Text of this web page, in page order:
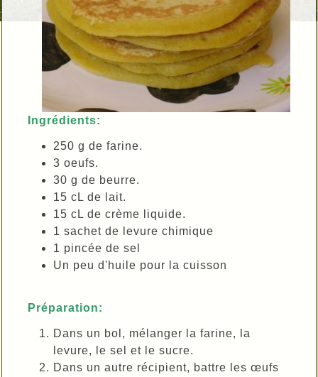
Ingrédients:
250 g de farine.
3 oeufs.
30 g de beurre.
15 cL de lait.
15 cL de crème liquide.
1 sachet de levure chimique
1 pincée de sel
Un peu d'huile pour la cuisson
Préparation:
Dans un bol, mélanger la farine, la
levure, le sel et le sucre.
Dans un autre récipient, battre les œufs